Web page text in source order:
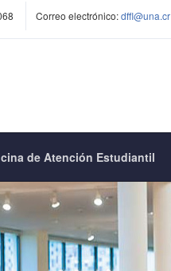
Correo electrónico:dffl@una.cr
de Atención Estudiantil